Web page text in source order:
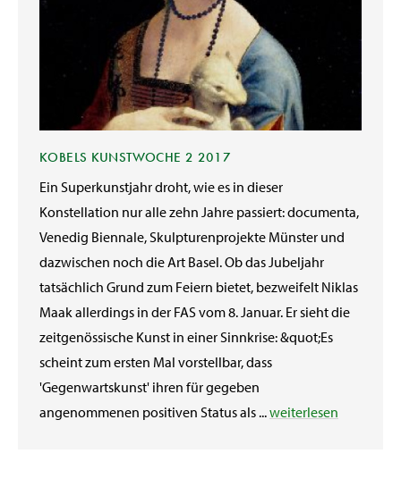
KOBELS KUNSTWOCHE 2 2017
Ein Superkunstjahr droht, wie es in dieser
Konstellation nur alle zehn Jahre passiert: documenta,
Venedig Biennale, Skulpturenprojekte Münster und
dazwischen noch die Art Basel. Ob das Jubeljahr
tatsächlich Grund zum Feiern bietet, bezweifelt Niklas
Maak allerdings in der FAS vom 8. Januar. Er sieht die
zeitgenössische Kunst in einer Sinnkrise: &quot;Es
scheint zum ersten Mal vorstellbar, dass
'Gegenwartskunst' ihren für gegeben
angenommenen positiven Status als ...weiterlesen